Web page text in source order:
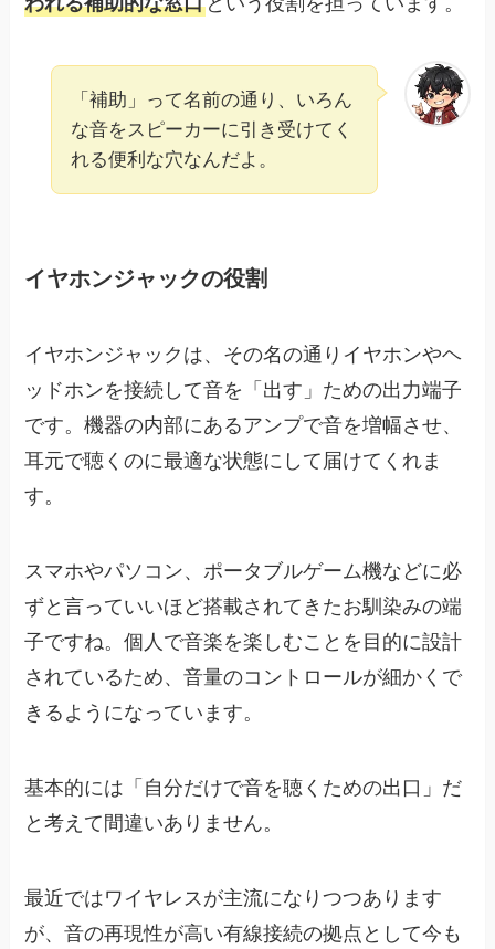
「補助」って名前の通り、いろん
な音をスピーカーに引き受けてく
れる便利な穴なんだよ。
イヤホンジャックの役割
イヤホンジャックは、その名の通りイヤホンやヘ
ッドホンを接続して音を「出す」ための出力端子
です。機器の内部にあるアンプで音を増幅させ、
耳元で聴くのに最適な状態にして届けてくれま
す。
スマホやパソコン、ポータブルゲーム機などに必
ずと言っていいほど搭載されてきたお馴染みの端
子ですね。個人で音楽を楽しむことを目的に設計
されているため、音量のコントロールが細かくで
きるようになっています。
基本的には「自分だけで音を聴くための出口」だ
と考えて間違いありません。
最近ではワイヤレスが主流になりつつあります
が、音の再現性が高い有線接続の拠点として今も